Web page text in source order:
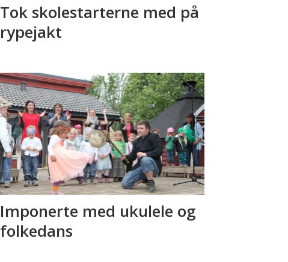
Tok skolestarterne med på
rypejakt
Imponerte med ukulele og
folkedans